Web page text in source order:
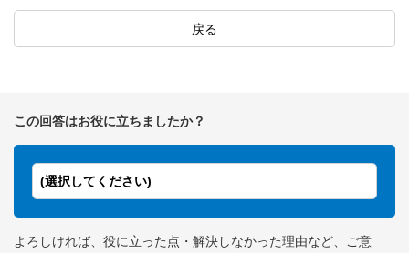
戻る
この回答はお役に立ちましたか？
(選択してください)
よろしければ、役に立った点・解決しなかった理由など、ご意